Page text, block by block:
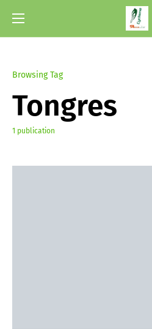
Browsing Tag
Tongres
1 publication